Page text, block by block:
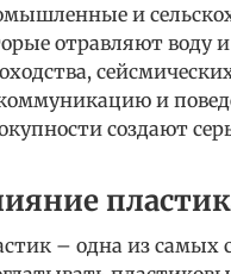
и
отравляют воду
и
создают
– одна из самых